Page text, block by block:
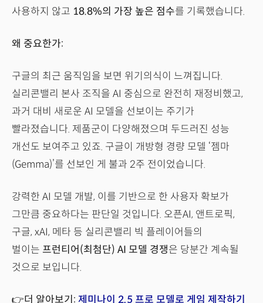
사용하지 않고 18.8%의 가장 높은 점수를 기록했습니다.
왜 중요한가:
구글의 최근 움직임을 보면 위기의식이 느껴집니다.
실리콘밸리 본사 조직을 AI 중심으로 완전히 재정비했고,
과거 대비 새로운 AI 모델을 선보이는 주기가
빨라졌습니다. 제품군이 다양해졌으며 두드러진 성능
개선도 보여주고 있죠. 구글이 개방형 경량 모델 ‘젬마
(Gemma)’를 선보인 게 불과 2주 전이었습니다.
강력한 AI 모델 개발, 이를 기반으로 한 사용자 확보가
그만큼 중요하다는 판단일 것입니다. 오픈AI, 앤트로픽,
구글, xAI, 메타 등 실리콘밸리 빅 플레이어들의
벌이는 프런티어(최첨단) AI 모델 경쟁은 당분간 계속될
것으로 보입니다.
👉더 알아보기: 제미나이 2.5 프로 모델로 게임 제작하기